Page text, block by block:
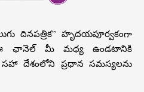
దినపత్రిక” హృదయపూర్వకంగా
ఈ ఛానెల్ మీ మధ్య ఉండటానికి
దేశంలోని ప్రధాన సమస్యలను